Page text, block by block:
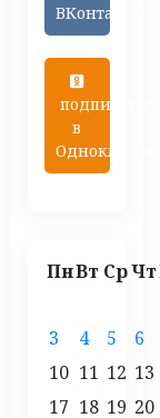
ВКонтакте
подписаться
в
ПнВт СрЧт
3 4 5
6
10 11 12 13
17 18 19 20